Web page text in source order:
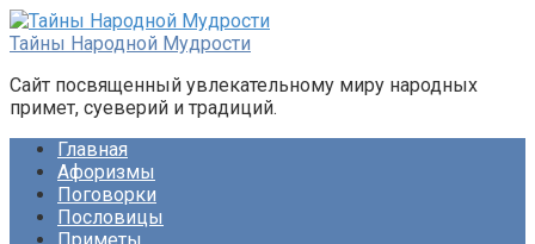
Перейти
к
Тайны Народной Мудрости
Сайт посвященный увлекательному миру народных
примет, суеверий и традиций.
Главная
Афоризмы
Поговорки
Пословицы